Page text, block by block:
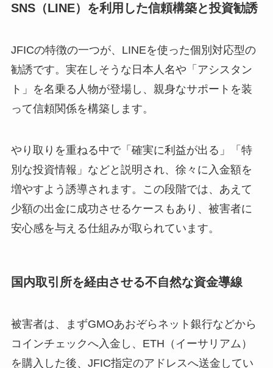
SNS（LINE）を利用した信頼構築と投資勧誘
JFICの特徴の一つが、LINEを使った個別対応型の
勧誘です。実在しそうな日本人名や「アシスタン
ト」を名乗る人物が登場し、親身なサポートを装
って信頼関係を構築します。
やり取りを重ねる中で「確実に利益が出る」「特
別な投資情報」などと説明され、徐々に入金額を
増やすよう誘導されます。この段階では、あえて
少額の出金に成功させるケースもあり、被害者に
安心感を与える仕組みが取られています。
国内取引所を経由させる不自然な資金導線
被害者は、まずGMOあおぞらネット銀行などから
コインチェックへ入金し、ETH（イーサリアム）
を購入した後、JFIC指定のアドレスへ送金してい